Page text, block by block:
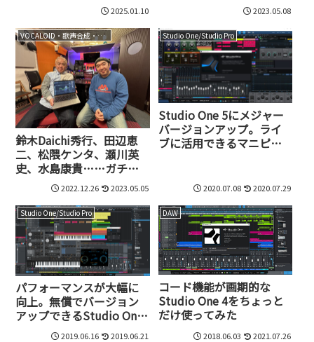
Synthesizer Vコンピアル
バム第2弾。一般枠公募も
スタート
2025.01.10
カルコンピVol.1 with
Synthesizer V AI』が5/19
配信スタート
2023.05.08
VOCALOID・歌声合成・音声合成
鈴木Daichi秀行、田辺恵
二、松隈ケンタ、瀬川英
史、水島康貴……ガチプ
ロ作家勢がSynthesizer V
のコンピアルバムを作成!?
一般枠の公募も開始
2022.12.26 2023.05.05
Studio One/Studio Pro
Studio One 5にメジャー
バージョンアップ。ライ
ブに活用できるマニピュ
2020.07.08 2020.07.29
Studio One/Studio Pro
パフォーマンスが大幅に
向上。無償でバージョン
アップできるStudio One
4.5の進化点2019.06.16 2019.06.21
DAW
コード機能が画期的な
Studio One 4をちょっと
だけ使ってみた
2018.06.03 2021.07.26